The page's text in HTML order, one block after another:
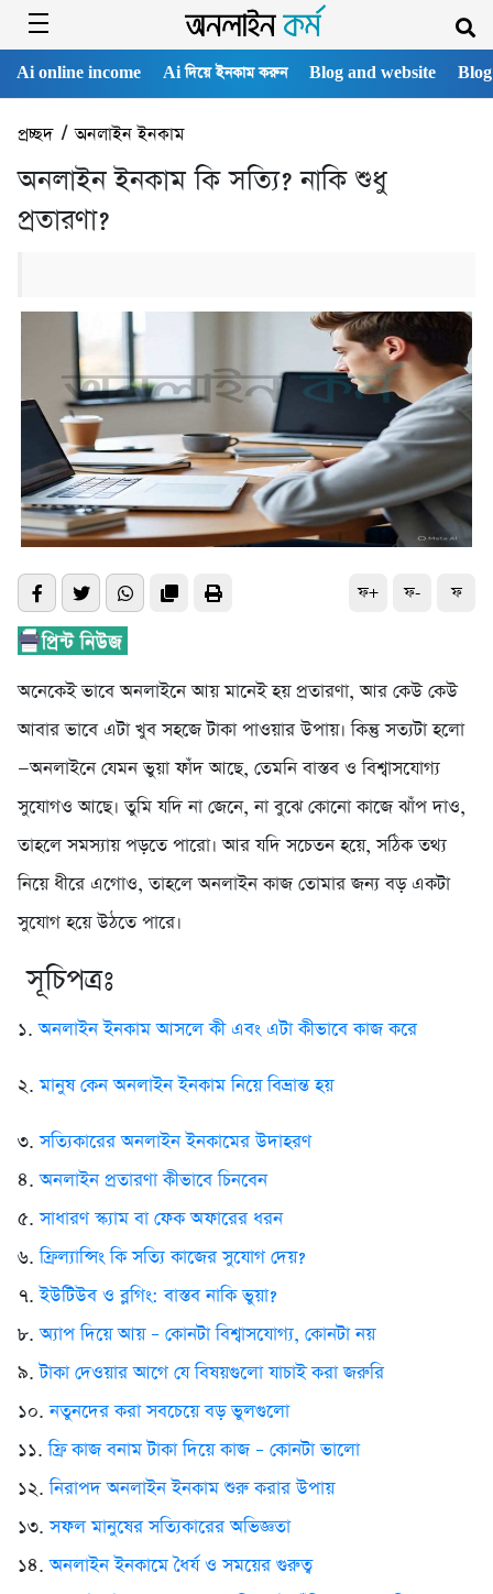
Ai online income Ai দিয়ে ইনকাম করুন Blog and website
প্রচ্ছদ/অনলাইন ইনকাম
অনলাইন ইনকাম কি সত্যি? নাকি শুধু
প্রতারণা?
ফ+ ফ- ফ
অনেকেই ভাবে অনলাইনে আয় মানেই হয় প্রতারণা, আর কেউ কেউ
আবার ভাবে এটা খুব সহজে টাকা পাওয়ার উপায়। কিন্তু সত্যটা হলো
—অনলাইনে যেমন ভুয়া ফাঁদ আছে, তেমনি বাস্তব ও বিশ্বাসযোগ্য
সুযোগও আছে। তুমি যদি না জেনে, না বুঝে কোনো কাজে ঝাঁপ দাও,
তাহলে সমস্যায় পড়তে পারো। আর যদি সচেতন হয়ে, সঠিক তথ্য
নিয়ে ধীরে এগোও, তাহলে অনলাইন কাজ তোমার জন্য বড় একটা
সুযোগ হয়ে উঠতে পারে।
সূচিপত্রঃ
১.অনলাইন ইনকাম আসলে কী এবং এটা কীভাবে কাজ করে
২.মানুষ কেন অনলাইন ইনকাম নিয়ে বিভ্রান্ত হয়
৩.সত্যিকারের অনলাইন ইনকামের উদাহরণ
৪.অনলাইন প্রতারণা কীভাবে চিনবেন
৫.সাধারণ স্ক্যাম বা ফেক অফারের ধরন
৬.ফ্রিল্যান্সিং কি সত্যি কাজের সুযোগ দেয়?
৭.ইউটিউব ও ব্লগিং: বাস্তব নাকি ভুয়া?
৮.অ্যাপ দিয়ে আয় – কোনটা বিশ্বাসযোগ্য, কোনটা নয়
৯.টাকা দেওয়ার আগে যে বিষয়গুলো যাচাই করা জরুরি
১০.নতুনদের করা সবচেয়ে বড় ভুলগুলো
১১.ফ্রি কাজ বনাম টাকা দিয়ে কাজ – কোনটা ভালো
১২.নিরাপদ অনলাইন ইনকাম শুরু করার উপায়
১৩.সফল মানুষের সত্যিকারের অভিজ্ঞতা
১৪.অনলাইন ইনকামে ধৈর্য ও সময়ের গুরুত্ব